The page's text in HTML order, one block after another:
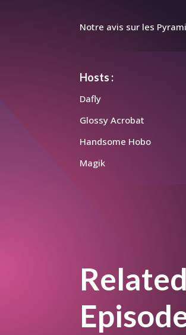
Notre avis sur les
Hosts :
Dafly
Glossy Acrobat
Handsome Hobo
Magik
Related